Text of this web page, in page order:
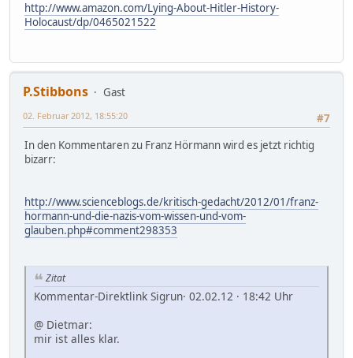
http://www.amazon.com/Lying-About-Hitler-History-
Holocaust/dp/0465021522
P.Stibbons
Gast
#7
02. Februar 2012, 18:55:20
In den Kommentaren zu Franz Hörmann wird es jetzt richtig
bizarr:
http://www.scienceblogs.de/kritisch-gedacht/2012/01/franz-
hormann-und-die-nazis-vom-wissen-und-vom-
glauben.php#comment298353
Zitat
Kommentar-Direktlink Sigrun· 02.02.12 · 18:42 Uhr
@ Dietmar:
mir ist alles klar.